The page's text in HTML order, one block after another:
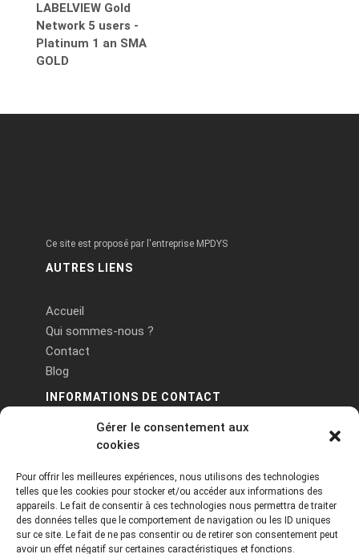
Gérer le consentement aux
cookies
Pour offrir les meilleures expériences, nous utilisons des technologies
telles que les cookies pour stocker et/ou accéder aux informations des
appareils. Le fait de consentir à ces technologies nous permettra de traiter
des données telles que le comportement de navigation ou les ID uniques
sur ce site. Le fait de ne pas consentir ou de retirer son consentement peut
avoir un effet négatif sur certaines caractéristiques et fonctions.
LABELVIEW Gold
Network 5 users -
Platinum 1 an SMA
GOLD
Ce site est proposé par l'entreprise MPDYS
AUTRES LIENS
Accueil
Qui sommes-nous ?
Contact
Blog
INFORMATIONS DE CONTACT
PA Keneach Ouest - 5 rue de Belle-Île - 56400
contact@logiciels-etiquettes.com
09 71 37 25 93